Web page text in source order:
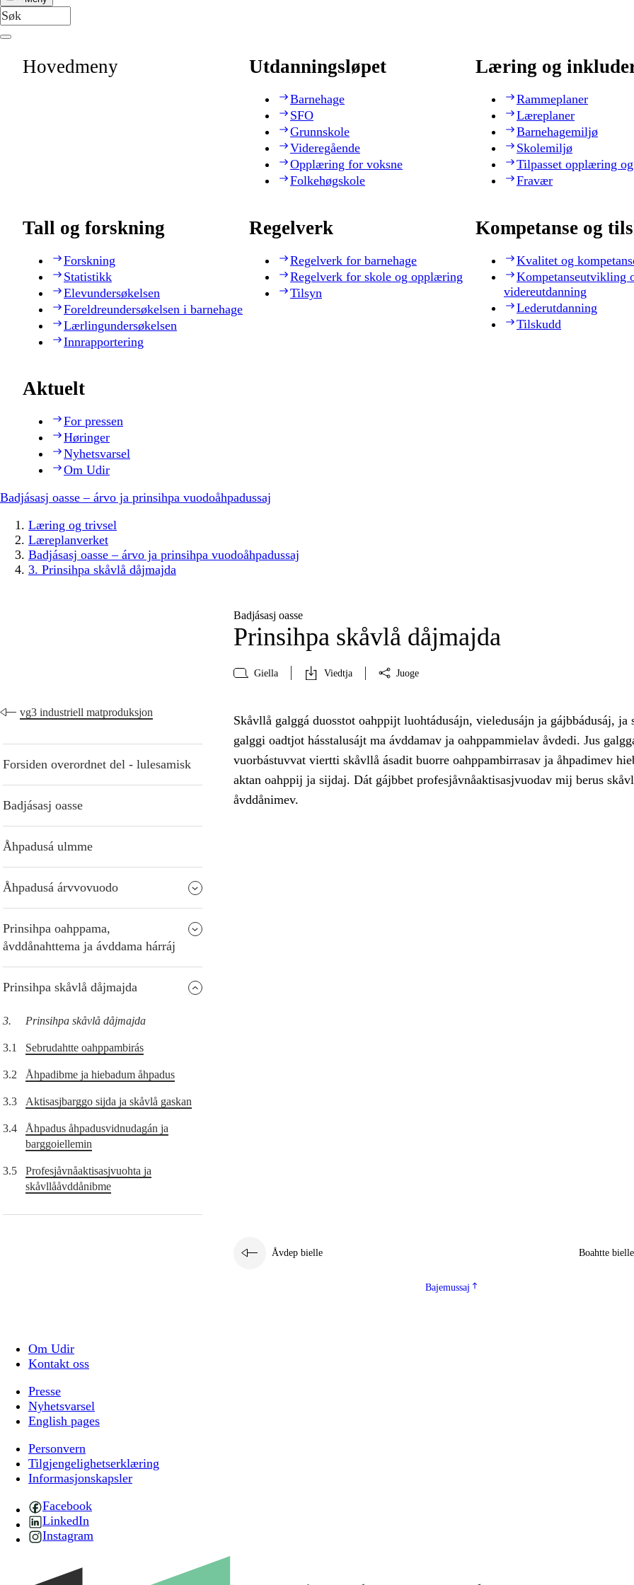
Hovedmeny Utdanningsløpet
Barnehage
SFO
Grunnskole
Videregående
Opplæring for voksne
Folkehøgskole
Læring og
Rammeplaner
Læreplaner
Barnehagemiljø
Skolemiljø
Tilpasset opplæring
Fravær
Tall og forskning
Forskning
Statistikk
Elevundersøkelsen
Foreldreundersøkelsen i barnehage
Lærlingundersøkelsen
Innrapportering
Regelverk
Regelverk for barnehage
Regelverk for skole og opplæring
Tilsyn
Kompetanse og
Kvalitet og
Kompetanseutvikling
videreutdanning
Lederutdanning
Tilskudd
Aktuelt
For pressen
Høringer
Nyhetsvarsel
Om Udir
Badjásasj oasse – árvo ja prinsihpa vuodoåhpadussaj
Læring og trivsel
Læreplanverket
Badjásasj oasse – árvo ja prinsihpa vuodoåhpadussaj
3. Prinsihpa skåvlå dåjmajda
Badjásasj oasse
Prinsihpa skåvlå dåjmajda
Giella Viedtja Juoge
vg3 industriell matproduksjon
Forsiden overordnet del - lulesamisk
Badjásasj oasse
Åhpadusá ulmme
Åhpadusá árvvovuodo
Prinsihpa oahppama,
åvddånahttema ja ávddama hárráj
Prinsihpa skåvlå dåjmajda
3. Prinsihpa skåvlå dåjmajda
3.1 Sebrudahtte oahppambirás
3.2 Åhpadibme ja hiebadum åhpadus
3.3 Aktisasjbarggo sijda ja skåvlå gaskan
3.4
Åhpadus åhpadusvidnudagán ja
barggoiellemin
3.5
Profesjåvnåaktisasjvuohta ja
skåvllååvddånibme
Skåvllå galggá duosstot oahppijt luohtádusájn, vieledusájn ja gájbbádusáj, ja
galggi oadtjot hásstalusájt ma ávddamav ja oahppammielav åvdedi. Jus
vuorbástuvvat viertti skåvllå ásadit buorre oahppambirrasav ja åhpadimev
aktan oahppij ja sijdaj. Dát gájbbet profesjåvnåaktisasjvuodav mij berus
åvddånimev.
Åvdep bielle Boahtte bielle
Bajemussaj
Om Udir
Kontakt oss
Presse
Nyhetsvarsel
English pages
Personvern
Tilgjengelighetserklæring
Informasjonskapsler
Facebook
LinkedIn
Instagram